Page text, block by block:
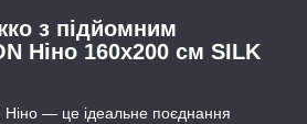
з підйомним
Ніно 160x200 см SILK
Ніно — це ідеальне поєднання